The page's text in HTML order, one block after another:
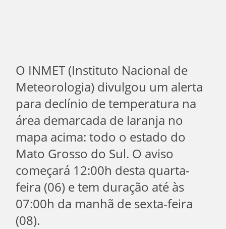
O INMET (Instituto Nacional de
Meteorologia) divulgou um alerta
para declínio de temperatura na
área demarcada de laranja no
mapa acima: todo o estado do
Mato Grosso do Sul. O aviso
começará 12:00h desta quarta-
feira (06) e tem duração até às
07:00h da manhã de sexta-feira
(08).